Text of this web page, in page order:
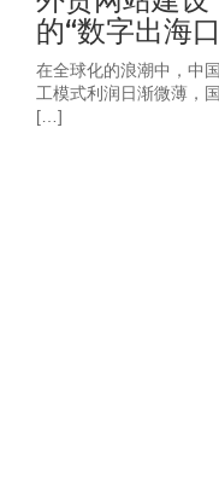
的“数字出海
在全球化的浪潮中，中
工模式利润日渐微薄，
[…]